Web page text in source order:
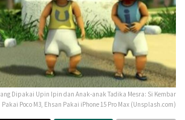
Dipakai Upin Ipin dan Anak-anak Tadika Mesra: Si Kembar
Pakai Poco M3, Ehsan Pakai iPhone 15 Pro Max (Unsplash.com)